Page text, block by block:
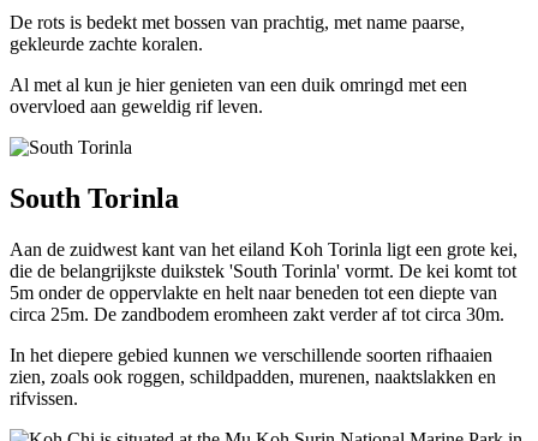
De rots is bedekt met bossen van prachtig, met name paarse,
gekleurde zachte koralen.
Al met al kun je hier genieten van een duik omringd met een
overvloed aan geweldig rif leven.
South Torinla
Aan de zuidwest kant van het eiland Koh Torinla ligt een grote kei,
die de belangrijkste duikstek 'South Torinla' vormt. De kei komt tot
5m onder de oppervlakte en helt naar beneden tot een diepte van
circa 25m. De zandbodem eromheen zakt verder af tot circa 30m.
In het diepere gebied kunnen we verschillende soorten rifhaaien
zien, zoals ook roggen, schildpadden, murenen, naaktslakken en
rifvissen.